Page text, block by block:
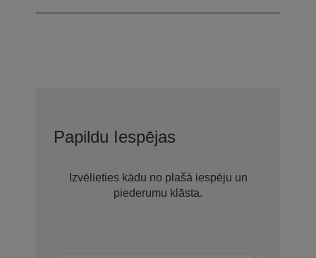
Papildu Iespējas
Izvēlieties kādu no plašā iespēju un
piederumu klāsta.